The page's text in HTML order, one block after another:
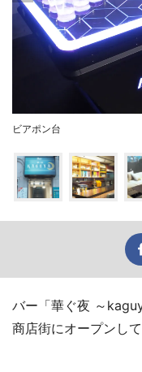
ビアポン台
バー「華ぐ夜 ～
商店街にオープンし